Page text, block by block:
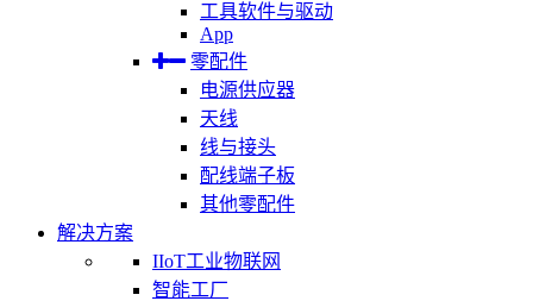
工具软件与驱动
App
零配件
电源供应器
天线
线与接头
配线端子板
其他零配件
解决方案
IIoT工业物联网
智能工厂